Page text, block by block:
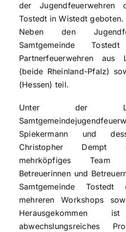
der Jugendfeuerwehren
Tostedt in Wistedt geboten.
Neben den
Samtgemeinde
Partnerfeuerwehren aus
(beide Rheinland-Pfalz)
(Hessen) teil.
Unter der
Spiekermann und
Christopher Dempt
mehrköpfiges Team
Betreuerinnen und
Samtgemeinde
mehreren Workshops
abwechslungsreiches